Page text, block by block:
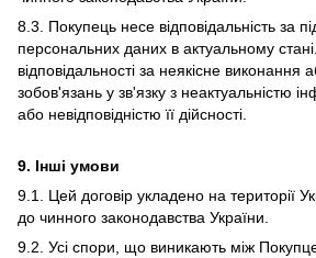
8.3. Покупець несе відповідальність за
персональних даних в актуальному
відповідальності за неякісне виконання
зобов'язань у зв'язку з неактуальністю
або невідповідністю її дійсності.
9. Інші умови
9.1. Цей договір укладено на території
до чинного законодавства України.
9.2. Усі спори, що виникають між